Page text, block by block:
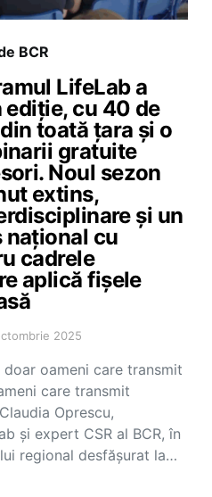
BCR
LifeLab a
ediție, cu 40 de
toată țara și o
gratuite
Noul sezon
extins,
și un
național cu
cadrele
aplică fișele
2025
doar oameni care transmit
care transmit
Oprescu,
și expert CSR al BCR, în
regional desfășurat la…